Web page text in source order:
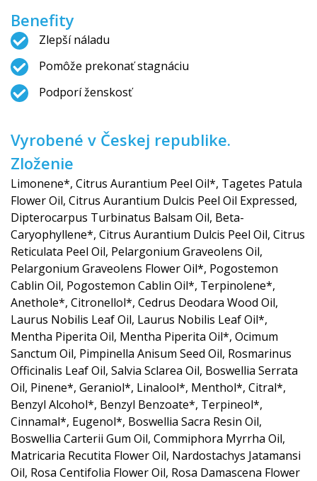
Benefity
Zlepší náladu
Pomôže prekonať stagnáciu
Podporí ženskosť
Vyrobené v Českej republike.
Zloženie
Limonene*, Citrus Aurantium Peel Oil*, Tagetes Patula
Flower Oil, Citrus Aurantium Dulcis Peel Oil Expressed,
Dipterocarpus Turbinatus Balsam Oil, Beta-
Caryophyllene*, Citrus Aurantium Dulcis Peel Oil, Citrus
Reticulata Peel Oil, Pelargonium Graveolens Oil,
Pelargonium Graveolens Flower Oil*, Pogostemon
Cablin Oil, Pogostemon Cablin Oil*, Terpinolene*,
Anethole*, Citronellol*, Cedrus Deodara Wood Oil,
Laurus Nobilis Leaf Oil, Laurus Nobilis Leaf Oil*,
Mentha Piperita Oil, Mentha Piperita Oil*, Ocimum
Sanctum Oil, Pimpinella Anisum Seed Oil, Rosmarinus
Officinalis Leaf Oil, Salvia Sclarea Oil, Boswellia Serrata
Oil, Pinene*, Geraniol*, Linalool*, Menthol*, Citral*,
Benzyl Alcohol*, Benzyl Benzoate*, Terpineol*,
Cinnamal*, Eugenol*, Boswellia Sacra Resin Oil,
Boswellia Carterii Gum Oil, Commiphora Myrrha Oil,
Matricaria Recutita Flower Oil, Nardostachys Jatamansi
Oil, Rosa Centifolia Flower Oil, Rosa Damascena Flower